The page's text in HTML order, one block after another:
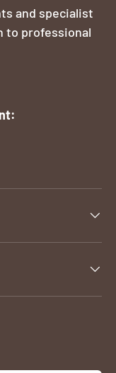
and specialist
to professional